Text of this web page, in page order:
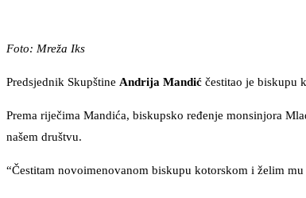
Foto: Mreža Iks
Predsjednik Skupštine Andrija Mandić čestitao je biskupu
Prema riječima Mandića, biskupsko ređenje monsinjora
našem društvu.
“Čestitam novoimenovanom biskupu kotorskom i želim